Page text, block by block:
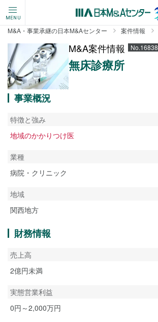
MENU
M&A・事業承継の日本M&Aセンター 案件情報
M&A案件情報 No.16838
無床診療所
事業概況
特徴と強み
地域のかかりつけ医
業種
病院・クリニック
地域
関西地方
財務情報
売上高
2億円未満
実態営業利益
0円～2,000万円